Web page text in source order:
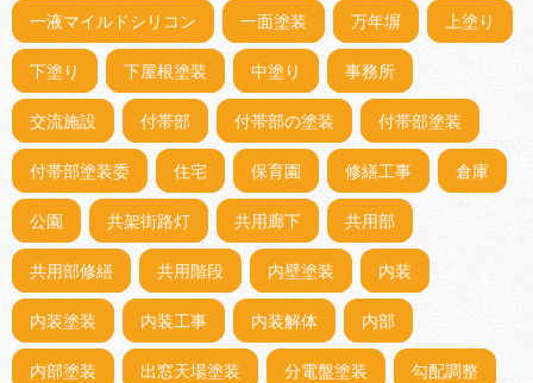
一液マイルドシリコン 一面塗装 万年塀 上塗り
下塗り 下屋根塗装 中塗り 事務所
交流施設 付帯部 付帯部の塗装 付帯部塗装
付帯部塗装委 住宅 保育園 修繕工事 倉庫
公園 共架街路灯 共用廊下 共用部
共用部修繕 共用階段 内壁塗装 内装
内装塗装 内装工事 内装解体 内部
内部塗装 出窓天場塗装 分電盤塗装 勾配調整